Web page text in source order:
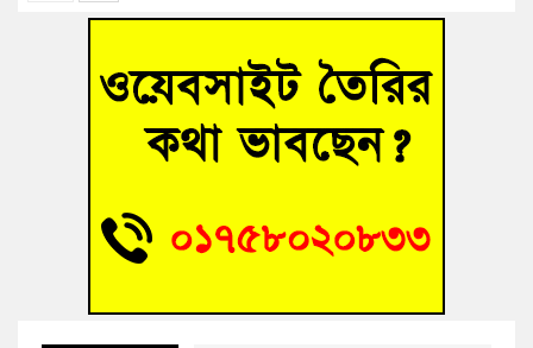
“স্পেশাল ট্রাইব্যুনালে জুলাই গণহত্যার বিচার করেন, জনগণ আপনাদের
ছাড়বে না-সাক্কু
ভাষা সৈনিক অজিত গুহ মহাবিদ্যালয়ে জুলাই গণঅভ্যুত্থান দিবসের
‘হাসিনাকে ফেরাতে তৎপরতা’ কুবিতে ১১ শিক্ষককে ঘিরে ফ্যাক্ট-
ফাইন্ডিং কমিটি গঠন